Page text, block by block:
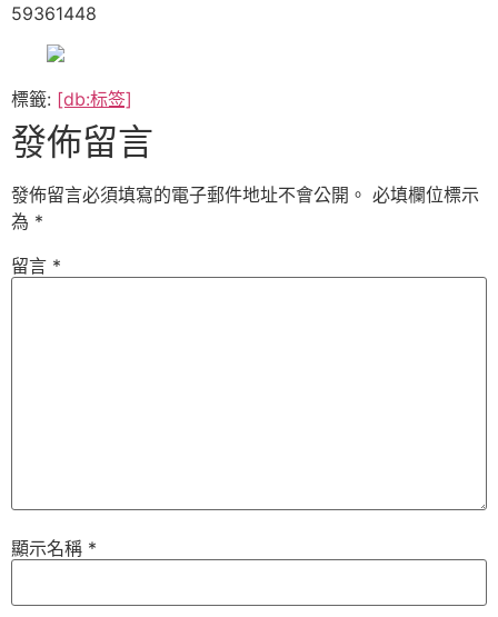
59361448
標籤: [db:标签]
發佈留言
發佈留言必須填寫的電子郵件地址不會公開。 必填欄位標示
為 *
留言 *
顯示名稱 *